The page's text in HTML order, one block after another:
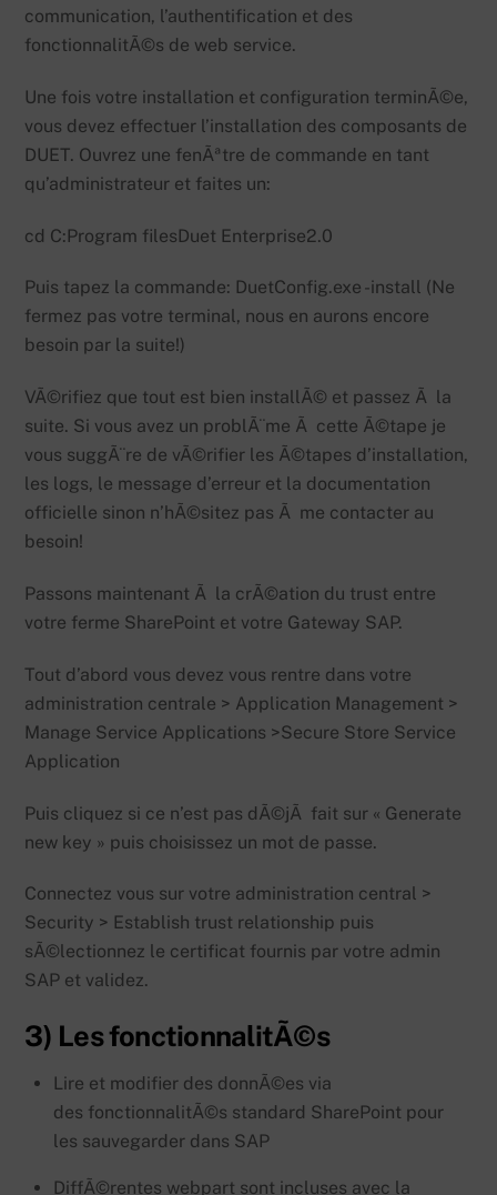
communication, l’authentification et des
fonctionnalitÃ©s de web service.
Une fois votre installation et configuration terminÃ©e,
vous devez effectuer l’installation des composants de
DUET. Ouvrez une fenÃªtre de commande en tant
qu’administrateur et faites un:
cd C:Program filesDuet Enterprise2.0
Puis tapez la commande: DuetConfig.exe -install (Ne
fermez pas votre terminal, nous en aurons encore
besoin par la suite!)
VÃ©rifiez que tout est bien installÃ© et passez Ã la
suite. Si vous avez un problÃ¨me Ã cette Ã©tape je
vous suggÃ¨re de vÃ©rifier les Ã©tapes d’installation,
les logs, le message d’erreur et la documentation
officielle sinon n’hÃ©sitez pas Ã me contacter au
besoin!
Passons maintenant Ã la crÃ©ation du trust entre
votre ferme SharePoint et votre Gateway SAP.
Tout d’abord vous devez vous rentre dans votre
administration centrale > Application Management >
Manage Service Applications >Secure Store Service
Application
Puis cliquez si ce n’est pas dÃ©jÃ fait sur « Generate
new key » puis choisissez un mot de passe.
Connectez vous sur votre administration central >
Security > Establish trust relationship puis
sÃ©lectionnez le certificat fournis par votre admin
SAP et validez.
3) Les fonctionnalitÃ©s
Lire et modifier des donnÃ©es via
des fonctionnalitÃ©s standard SharePoint pour
les sauvegarder dans SAP
DiffÃ©rentes webpart sont incluses avec la